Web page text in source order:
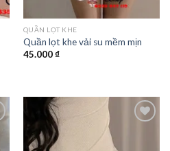
QUẦN LỌT KHE
Quần lọt khe vải su mềm mịn
45.000₫